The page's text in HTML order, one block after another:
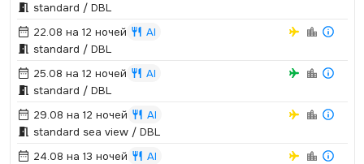
standard / DBL
22.08 на 12 ночей
AI
standard / DBL
25.08 на 12 ночей
AI
standard / DBL
29.08 на 12 ночей
AI
standard sea view / DBL
24.08 на 13 ночей
AI